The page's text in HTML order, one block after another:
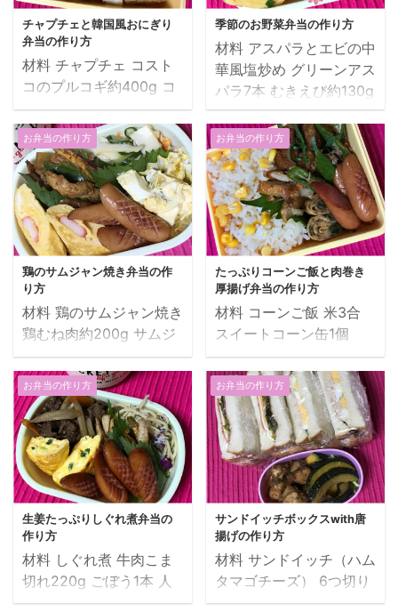
げ1/2個 玉ねぎ1/2個 人
参1/2本 じゃがいも小2
個 オクラ5本 調味料
B（めんつゆ大さじ3、カ
ンタン酢大さじ2、醤油
1、みりん大さじ1、砂糖
大さじ1） 油少々 ねぎ入
り卵焼き 卵1個 砂糖少々
青ねぎ少々 油少々 ベビ
ーハム ベビーハム半分
油少々 塩 ...
少々、塩少々） 油少々
ごま油少々 炒り胡麻適量
卵焼き（シーチキン入
り） 卵1個 シーチキン大
さじ1 塩少々 ロースハム
枚 青しそ4枚 塩コショウ
少々 ウインナー2本 えび
たっぷりのもち米しゅう
まい（冷凍）5個 ご飯 子
持ち昆布 調理時間：約
40分 作り方 秋鮭の塩焼
き ...
チャプチェと韓国風おにぎり
弁当の作り方
材料 チャプチェ コスト
コのプルコギ約400g コ
ストコの韓国春雨約
200g ピーマン2個 玉ね
ぎ1/2個 人参1/2個 料理
酒大さじ1 醤油大さじ1
みりん大さじ1 コチュジ
ャン小さじ1 サムジャン
大さじ1 牛脂2個 ごま油
適量 韓国風おにぎり 十
穀米入りご飯（前日のご
飯） 混ぜ込みわかめ ご
ま油少々 韓国のり2枚 ち
くわのきゅうり詰め ちく
少々 目玉焼き 卵1個 塩
コショウ少々 ウインナー
2本 蓮根かさね揚げ（冷
凍）2個 栗の甘露煮（瓶
入り）2個 調理時間：約
15分 作り方 ...
季節のお野菜弁当の作り方
材料 アスパラとエビの中
華風塩炒め グリーンアス
パラ7本 むきえび約130g
厚揚げ1/4個 片栗粉適量
塩適量 顆粒中華だし大さ
じ1 料理酒少々 醤油少々
ごま油少々 塩コショウ
少々 にんにくチューブ
少々 油少々 オクラベー
コン巻き オクラ4本 ハー
フベーコン4枚 調味料
A（めんつゆ大さじ2、料
理酒小さじ1、みりん小
さじ1，砂糖小さじ1、七
ねぎ入り卵焼き 卵1個 砂
糖少々 青ねぎ少々 油
少々 ウインナー2本 いわ
しバーグ2個（お惣菜）
ご飯、混ぜ込みわかめ、
明太ふりかけ 調理時間
...
お弁当の作り方
鶏のサムジャン焼き弁当の作
り方
材料 鶏のサムジャン焼き
鶏むね肉約200g サムジ
ャン大さじ3 料理酒大さ
じ1（鶏肉漬け込み用）
ピーマン1個 玉ねぎ1/2個
丸天2枚 さつま芋小1個
醤油大さじ1 料理酒大さ
じ1 みりん大さじ1 ごま
油少々 油少々 いかの燻
製ときゅうりの酢の物 い
かの燻製48g きゅうり1
本 塩少々 カンタン酢大
さじ4 砂糖少々 カボチャ
サラダ カボチャ1/4個 卵
お弁当の作り方
たっぷりコーンご飯と肉巻き
厚揚げ弁当の作り方
材料 コーンご飯 米3合
スイートコーン缶1個
（固形量250g） 料理酒
大さじ1 めんつゆ大さじ1
顆粒コンソメ少々 塩少々
肉巻き厚揚げ 豚バラ薄切
り約200g 厚揚四ツ切り1
パック 調味料A（醤油大
さじ1、めんつゆ大さじ
2、砂糖大さじ1、みりん
大さじ1、カンタン酢大
さじ1） 煎り胡麻少々 七
味唐辛子少々 青しそ2枚
油少々 オクラと野菜天の
お弁当の作り方
生姜たっぷりしぐれ煮弁当の
作り方
材料 しぐれ煮 牛肉こま
切れ220g ごぼう1本 人
参1/2本 生姜2～3片 調味
お弁当の作り方
サンドイッチボックスwith唐
揚げの作り方
材料 サンドイッチ（ハム
タマゴチーズ） 6つ切り
パン2枚 卵1個 ロースハ